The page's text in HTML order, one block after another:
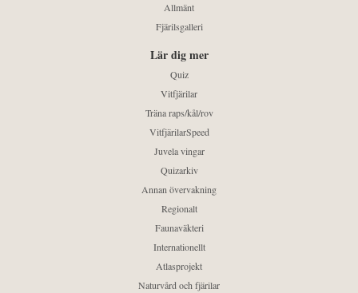
Allmänt
Fjärilsgalleri
Lär dig mer
Quiz
Vitfjärilar
Träna raps/kål/rov
VitfjärilarSpeed
Juvela vingar
Quizarkiv
Annan övervakning
Regionalt
Faunaväkteri
Internationellt
Atlasprojekt
Naturvård och fjärilar